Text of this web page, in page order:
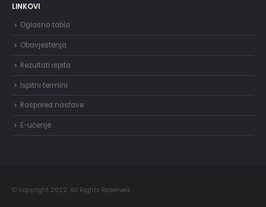
LINKOVI
Oglasna tabla
Obavjestenja
Rezultati ispita
Ispitni termini
Raspored nastave
E-učenje
© copyright 2022. All Rights Reserved.